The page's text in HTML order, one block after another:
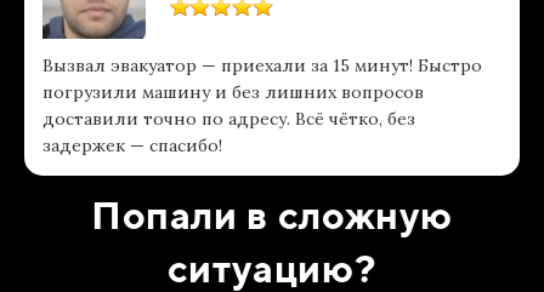
Вызвал эвакуатор — приехали за 15 минут! Быстро
погрузили машину и без лишних вопросов
доставили точно по адресу. Всё чётко, без
задержек — спасибо!
Попали в сложную
ситуацию?